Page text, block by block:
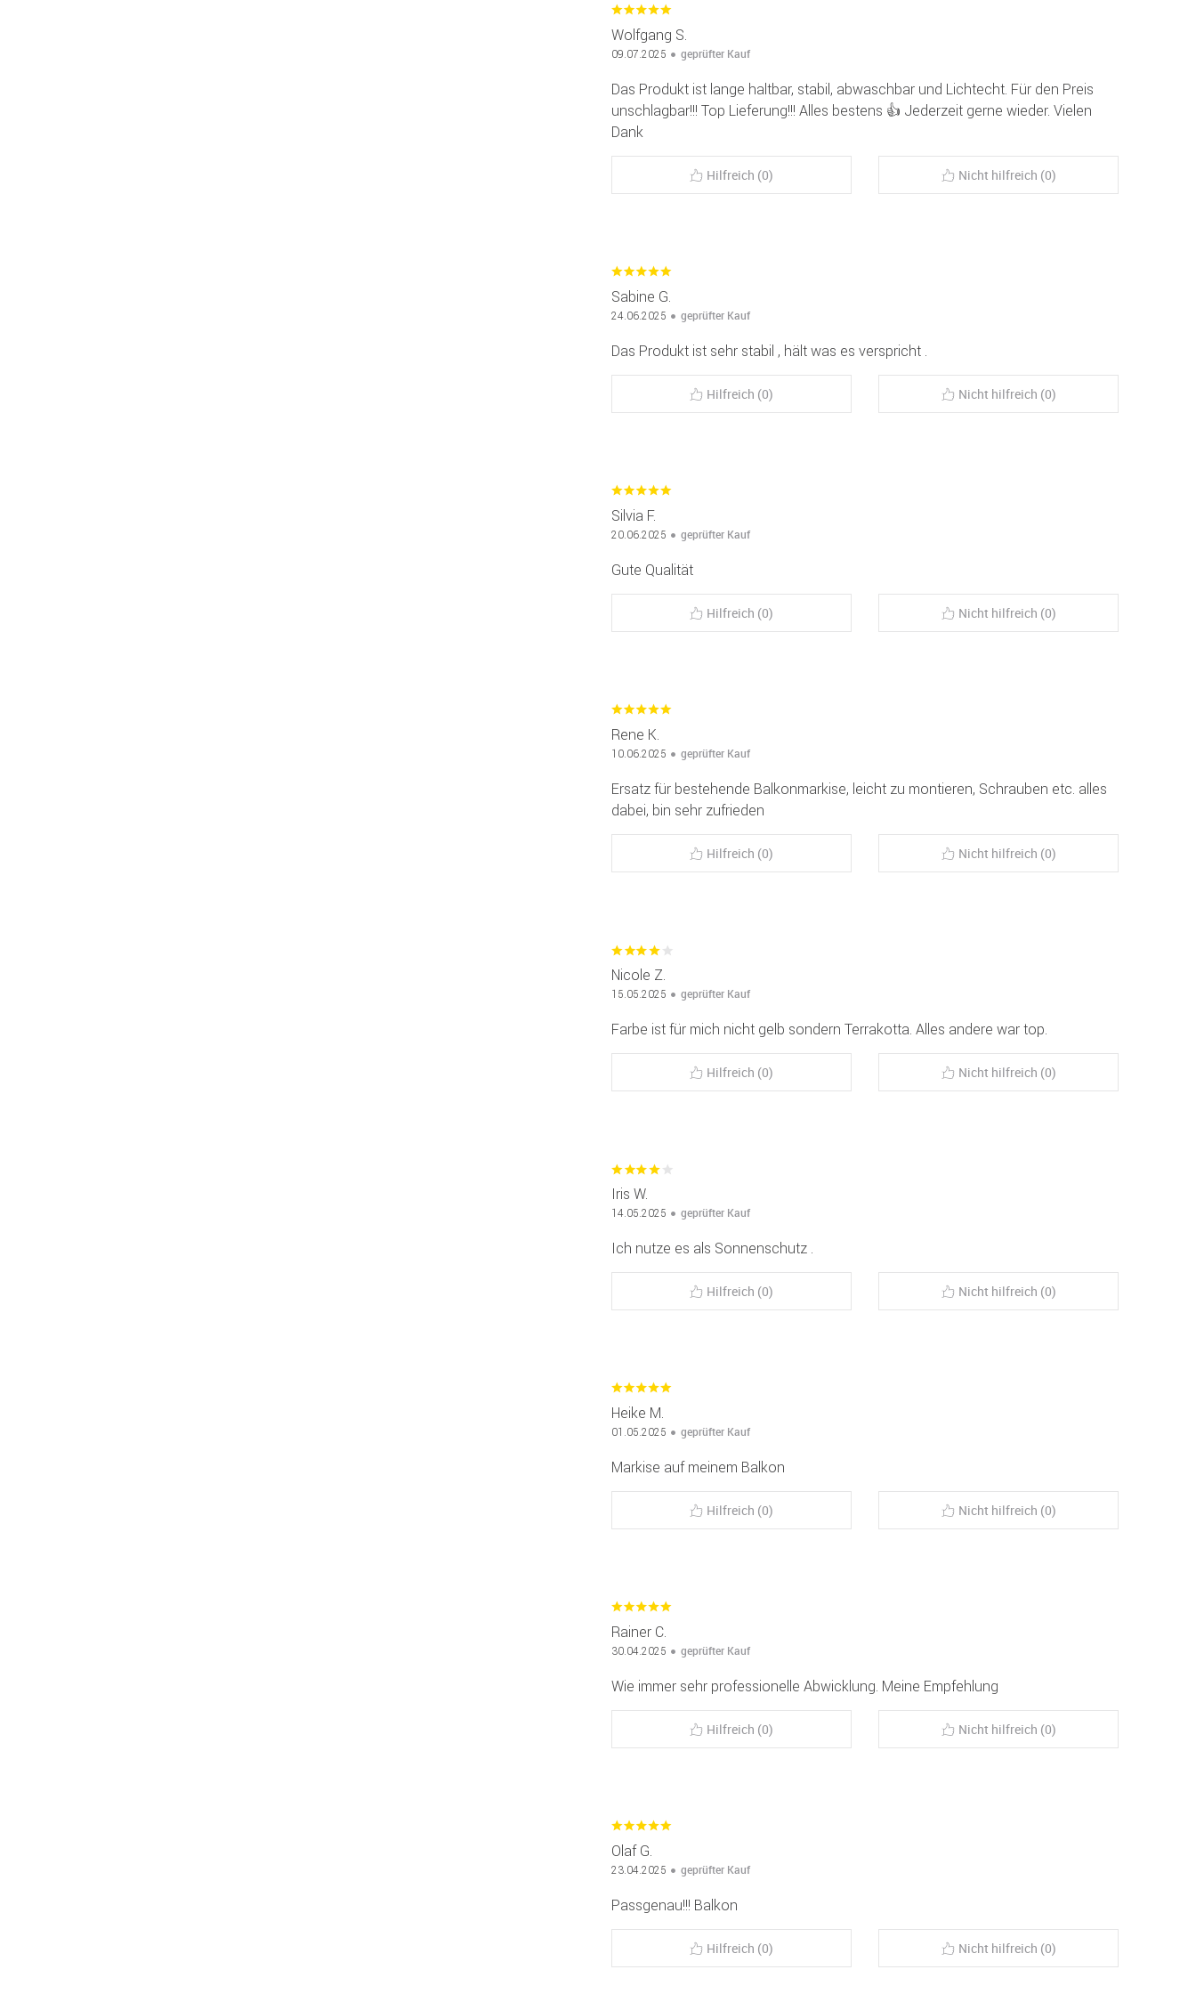
Wolfgang S.
09.07.2025 geprüfter Kauf
Das Produkt ist lange haltbar, stabil, abwaschbar und Lichtecht. Für den Preis
unschlagbar!!! Top Lieferung!!! Alles bestens 👍 Jederzeit gerne wieder. Vielen
Dank
Hilfreich (0) Nicht hilfreich (0)
Sabine G.
24.06.2025 geprüfter Kauf
Das Produkt ist sehr stabil , hält was es verspricht .
Hilfreich (0) Nicht hilfreich (0)
Silvia F.
20.06.2025 geprüfter Kauf
Gute Qualität
Hilfreich (0) Nicht hilfreich (0)
Rene K.
10.06.2025 geprüfter Kauf
Ersatz für bestehende Balkonmarkise, leicht zu montieren, Schrauben etc. alles
dabei, bin sehr zufrieden
Hilfreich (0) Nicht hilfreich (0)
Nicole Z.
15.05.2025 geprüfter Kauf
Farbe ist für mich nicht gelb sondern Terrakotta. Alles andere war top.
Hilfreich (0) Nicht hilfreich (0)
Iris W.
14.05.2025 geprüfter Kauf
Ich nutze es als Sonnenschutz .
Hilfreich (0) Nicht hilfreich (0)
Heike M.
01.05.2025 geprüfter Kauf
Markise auf meinem Balkon
Hilfreich (0) Nicht hilfreich (0)
Rainer C.
30.04.2025 geprüfter Kauf
Wie immer sehr professionelle Abwicklung. Meine Empfehlung
Hilfreich (0) Nicht hilfreich (0)
Olaf G.
23.04.2025 geprüfter Kauf
Passgenau!!! Balkon
Hilfreich (0) Nicht hilfreich (0)